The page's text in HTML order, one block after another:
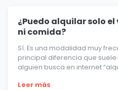
¿Puedo alquilar solo
ni comida?
Sí. Es una modalidad muy
principal diferencia que
alguien busca en internet
Leer más